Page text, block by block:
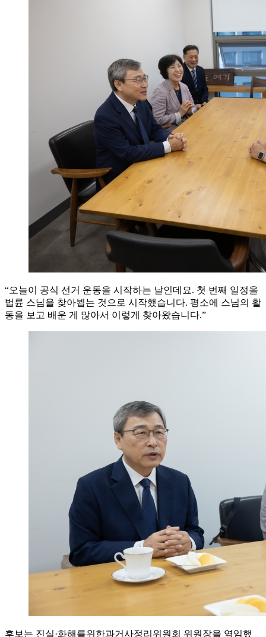
“오늘이 공식 선거 운동을 시작하는 날인데요. 첫 번째 일정을
법륜 스님을 찾아뵙는 것으로 시작했습니다. 평소에 스님의 활
동을 보고 배운 게 많아서 이렇게 찾아왔습니다.”
후보는 진실·화해를위한과거사정리위원회 위원장을 역임했